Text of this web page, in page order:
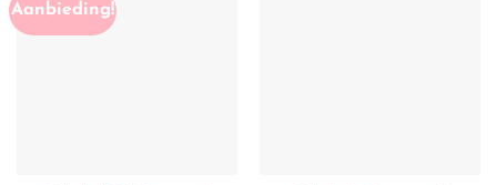
Aanbieding!